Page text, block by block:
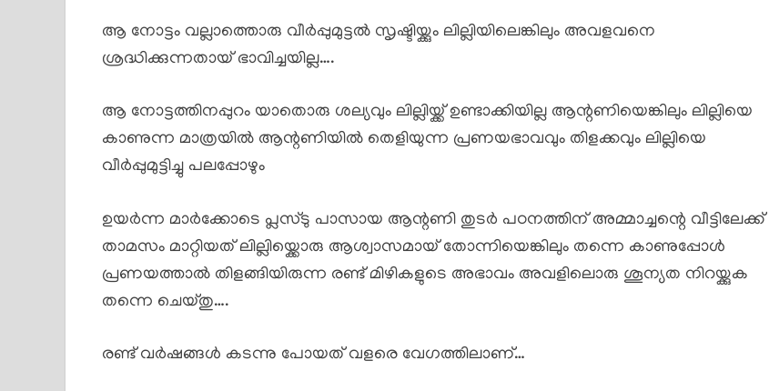
ആ നോട്ടം വല്ലാത്തൊരു വീർപ്പുമുട്ടൽ സൃഷ്ടിയ്ക്കും ലില്ലിയിലെങ്കിലും അവളവനെ
ശ്രദ്ധിക്കുന്നതായ് ഭാവിച്ചയില്ല….
ആ നോട്ടത്തിനപ്പുറം യാതൊരു ശല്യവും ലില്ലിയ്ക്ക് ഉണ്ടാക്കിയില്ല ആന്റണിയെങ്കിലും ലില്ലിയെ
കാണുന്ന മാത്രയിൽ ആന്റണിയിൽ തെളിയുന്ന പ്രണയഭാവവും തിളക്കവും ലില്ലിയെ
വീർപ്പുമുട്ടിച്ചു പലപ്പോഴും
ഉയർന്ന മാർക്കോടെ പ്ലസ്ടു പാസായ ആന്റണി തുടർ പഠനത്തിന് അമ്മാച്ചന്റെ വീട്ടിലേക്ക്
താമസം മാറ്റിയത് ലില്ലിയ്ക്കൊരു ആശ്വാസമായ് തോന്നിയെങ്കിലും തന്നെ കാണുപ്പോൾ
പ്രണയത്താൽ തിളങ്ങിയിരുന്ന രണ്ട് മിഴികളുടെ അഭാവം അവളിലൊരു ശൂന്യത നിറയ്ക്കുക
തന്നെ ചെയ്തു….
രണ്ട് വർഷങ്ങൾ കടന്നു പോയത് വളരെ വേഗത്തിലാണ്…